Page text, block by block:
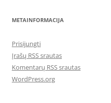
METAINFORMACIJA
Prisijungti
Įrašų RSS srautas
Komentarų RSS srautas
WordPress.org